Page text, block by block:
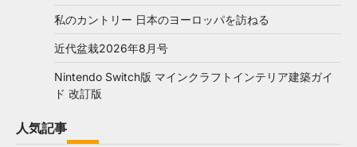
私のカントリー 日本のヨーロッパを訪ねる
近代盆栽2026年8月号
Nintendo Switch版 マインクラフトインテリア建築ガイ
ド 改訂版
人気記事